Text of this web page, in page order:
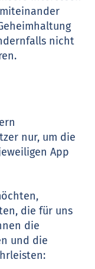
nicht
nur, um die
App
die für uns
die
und die